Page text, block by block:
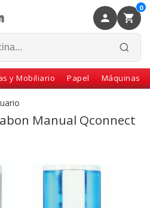
0
y Mobiliario Papel Máquinas
Manual Qconnect